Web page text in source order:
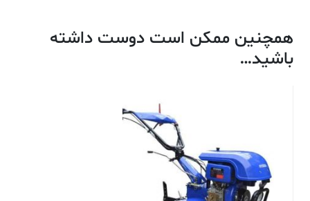
همچنین ممکن است دوست داشته
باشید…